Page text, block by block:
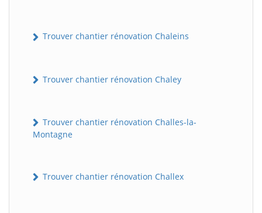
Trouver chantier rénovation Chaleins
Trouver chantier rénovation Chaley
Trouver chantier rénovation Challes-la-
Montagne
Trouver chantier rénovation Challex